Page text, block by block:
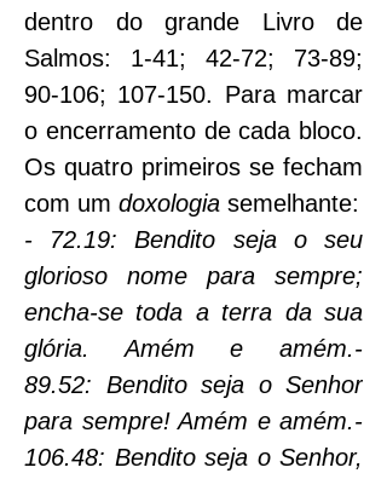
dentro do grande Livro de
Salmos: 1-41; 42-72; 73-89;
90-106; 107-150. Para marcar
o encerramento de cada bloco.
Os quatro primeiros se fecham
com um doxologia semelhante:
- 72.19: Bendito seja o seu
glorioso nome para sempre;
encha-se toda a terra da sua
glória. Amém e amém.-
89.52: Bendito seja o Senhor
para sempre! Amém e amém.-
106.48: Bendito seja o Senhor,